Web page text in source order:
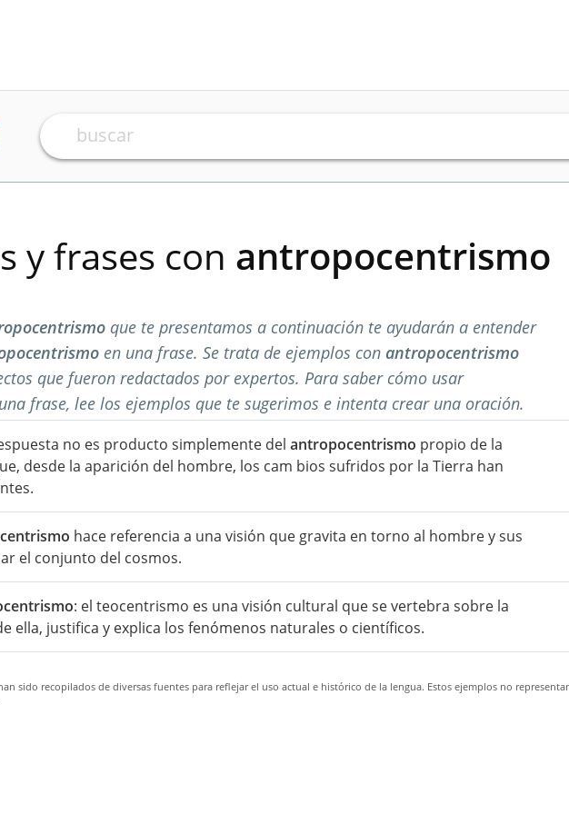
y frases con antropocentrismo
que te presentamos a continuación te ayudarán a entender
en una frase. Se trata de ejemplos con antropocentrismo
que fueron redactados por expertos. Para saber cómo usar
frase, lee los ejemplos que te sugerimos e intenta crear una oración.
no es producto simplemente del antropocentrismo propio de la
desde la aparición del hombre, los cam bios sufridos por la Tierra han
hace referencia a una visión que gravita en torno al hombre y sus
el conjunto del cosmos.
: el teocentrismo es una visión cultural que se vertebra sobre la
ella, justifica y explica los fenómenos naturales o científicos.
sido recopilados de diversas fuentes para reflejar el uso actual e histórico de la lengua. Estos ejemplos no